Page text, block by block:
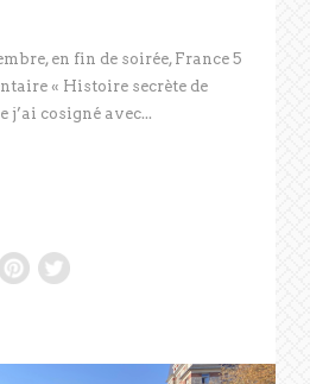
en fin de soirée, France 5
« Histoire secrète de
j’ai cosigné avec...